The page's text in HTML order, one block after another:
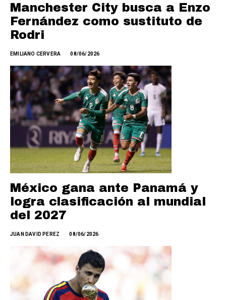
Manchester City busca a Enzo
Fernández como sustituto de
Rodri
EMILIANO CERVERA 08/06/2026
México gana ante Panamá y
logra clasificación al mundial
del 2027
JUAN DAVID PEREZ 08/06/2026